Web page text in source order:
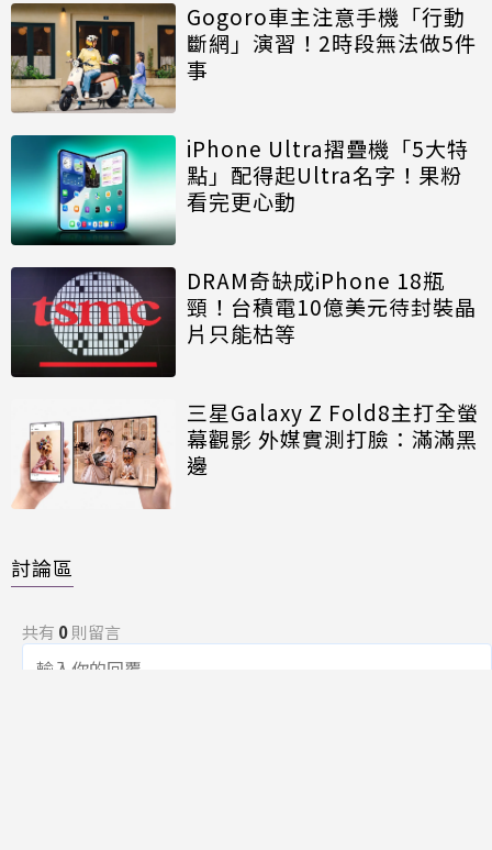
Gogoro車主注意手機「行動
斷網」演習！2時段無法做5件
事
iPhone Ultra摺疊機「5大特
點」配得起Ultra名字！果粉
看完更心動
DRAM奇缺成iPhone 18瓶
頸！台積電10億美元待封裝晶
片只能枯等
三星Galaxy Z Fold8主打全螢
幕觀影 外媒實測打臉：滿滿黑
邊
討論區
共有 0則留言